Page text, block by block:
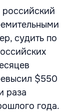
судить по
$550
раза
года.